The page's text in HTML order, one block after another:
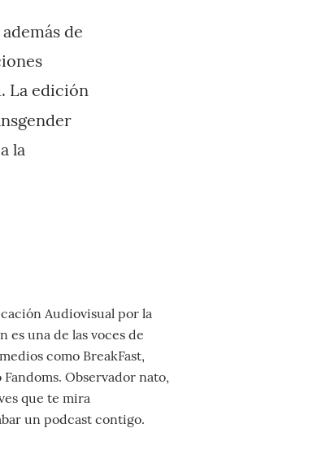
de
La edición
la
Audiovisual por la
es una de las voces de
como BreakFast,
Observador nato,
que te mira
un podcast contigo.